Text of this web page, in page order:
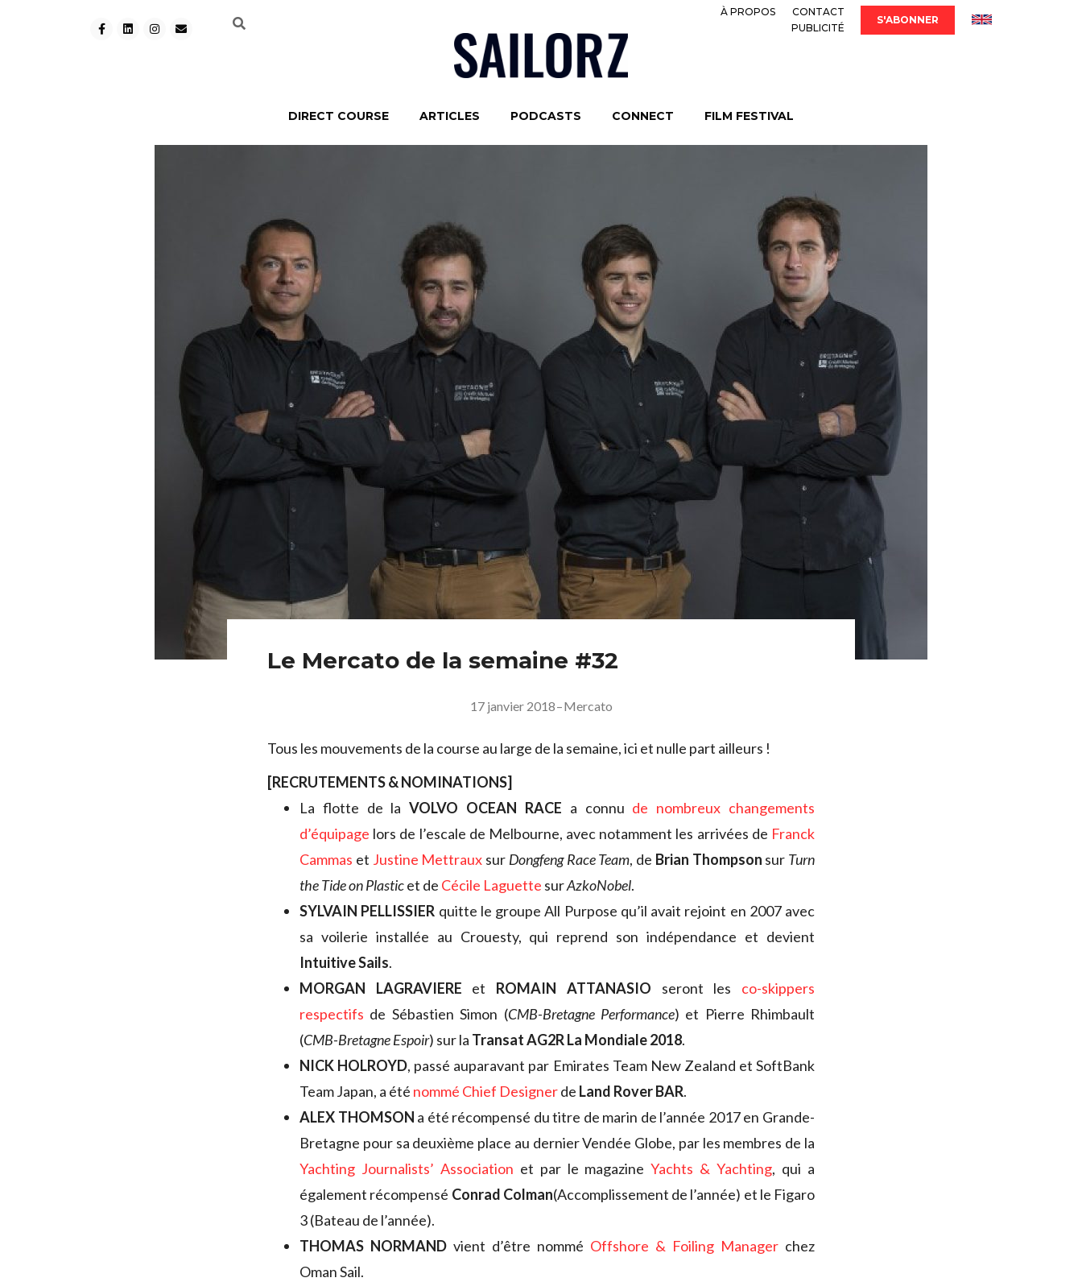
À PROPOS
CONTACT
PUBLICITÉ
S'ABONNER
DIRECT COURSE ARTICLES PODCASTS CONNECT FILM FESTIVAL
Le Mercato de la semaine #32
17 janvier 2018–Mercato
Tous les mouvements de la course au large de la semaine, ici et nulle part ailleurs !
[RECRUTEMENTS & NOMINATIONS]
La flotte de laVOLVO OCEAN RACE a connu de nombreux changements
d’équipage lors de l’escale de Melbourne, avec notamment les arrivées de Franck
Cammas et Justine Mettraux sur Dongfeng Race Team, de Brian Thompson sur Turn
the Tide on Plasticet de Cécile Laguette surAzkoNobel.
SYLVAIN PELLISSIER quitte le groupe All Purpose qu’il avait rejoint en 2007 avec
sa voilerie installée au Crouesty, qui reprend son indépendance et devient
Intuitive Sails.
MORGAN LAGRAVIERE et ROMAIN ATTANASIO seront les co-skippers
respectifs de Sébastien Simon (CMB-Bretagne Performance) et Pierre Rhimbault
(CMB-Bretagne Espoir) sur la Transat AG2R La Mondiale 2018.
NICK HOLROYD, passé auparavant par Emirates Team New Zealand et SoftBank
Team Japan, a été nommé Chief Designerde Land Rover BAR.
ALEX THOMSON a été récompensé du titre de marin de l’année 2017 en Grande-
Bretagne pour sa deuxième place au dernier Vendée Globe, par les membres de la
Yachting Journalists’ Association et par le magazineYachts & Yachting, qui a
également récompensé Conrad Colman(Accomplissement de l’année) et le Figaro
3 (Bateau de l’année).
THOMAS NORMAND vient d’être nommé Offshore & Foiling Manager chez
Oman Sail.